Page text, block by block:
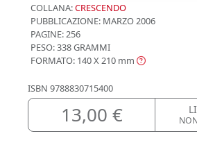
COLLANA:CRESCENDO
PUBBLICAZIONE: MARZO 2006
PAGINE: 256
PESO: 338 GRAMMI
FORMATO: 140 X 210 mm
ISBN 9788830715400
13,00 €